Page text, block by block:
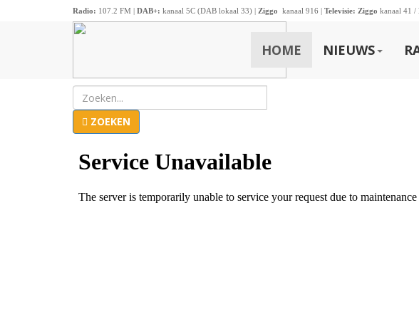
Radio: 107.2 FM | DAB+: kanaal 5C (DAB lokaal 33) | Ziggo kanaal 916 | Televisie: Ziggo kanaal 41 /
HOME NIEUWS
ZOEKEN